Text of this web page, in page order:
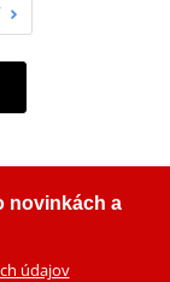
novinkách a
údajov